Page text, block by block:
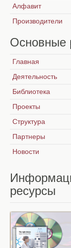
Алфавит
Производители
Основные
Главная
Деятельность
Библиотека
Проекты
Структура
Партнеры
Новости
ресурсы